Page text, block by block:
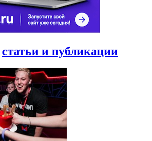
статьи и публикации